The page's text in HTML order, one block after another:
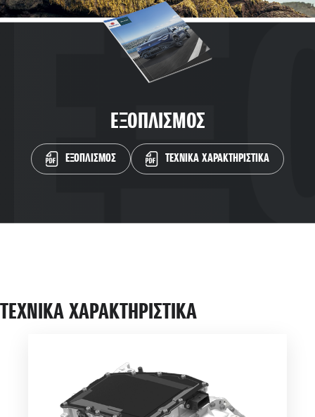
ΕΞΟΠΛΙΣΜΟΣ
ΕΞΟΠΛΙΣΜΟΣ ΤΕΧΝΙΚΑ ΧΑΡΑΚΤΗΡΙΣΤΙΚΑ
ΤΕΧΝΙΚΑ ΧΑΡΑΚΤΗΡΙΣΤΙΚΑ